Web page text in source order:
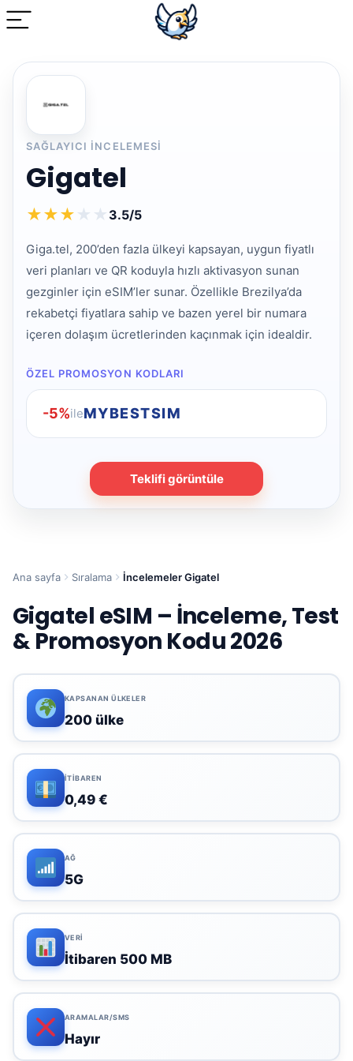
SAĞLAYICI INCELEMESI
Gigatel
★★★ ★ ★ 3.5/5
Giga.tel, 200’den fazla ülkeyi kapsayan, uygun fiyatlı
veri planları ve QR koduyla hızlı aktivasyon sunan
gezginler için eSIM’ler sunar. Özellikle Brezilya’da
rekabetçi fiyatlara sahip ve bazen yerel bir numara
içeren dolaşım ücretlerinden kaçınmak için idealdir.
ÖZEL PROMOSYON KODLARI
-5%ileMYBESTSIM
Teklifi görüntüle
Ana sayfa Sıralama İncelemeler Gigatel
Gigatel eSIM – İnceleme, Test
& Promosyon Kodu 2026
KAPSANAN ÜLKELER
200 ülke
İTIBAREN
0,49 €
AĞ
5G
VERI
İtibaren 500 MB
ARAMALAR/SMS
Hayır